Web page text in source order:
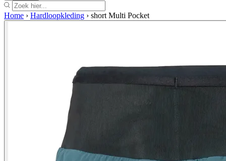
Home › Hardloopkleding › short Multi Pocket